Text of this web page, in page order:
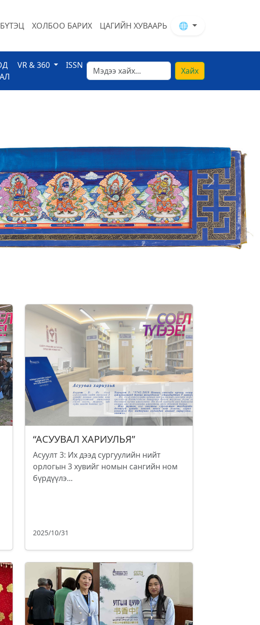
ХОЛБОО БАРИХ ЦАГИЙН ХУВААРЬ 🌐
VR & 360 ISSN
Хайх
Next
“АСУУВАЛ ХАРИУЛЬЯ”
Асуулт 3: Их дээд сургуулийн нийт
орлогын 3 хувийг номын сангийн ном
бүрдүүлэ...
2025/10/31